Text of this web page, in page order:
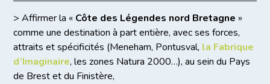
> Affirmer la « Côte des Légendes nord Bretagne »
comme une destination à part entière, avec ses forces,
attraits et spécificités (Meneham, Pontusval, la Fabrique
d’Imaginaire, les zones Natura 2000…), au sein du Pays
de Brest et du Finistère,